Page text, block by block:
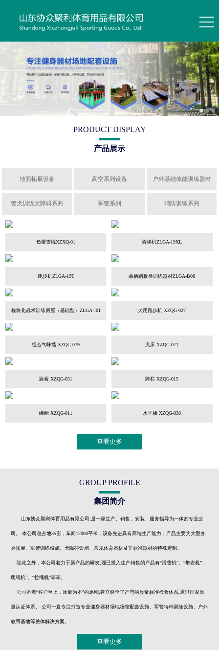
PRODUCT DISPLAY
产品展示
地面拓展设备 高空系列设备 户外基础体能训练器材
警犬训练犬障碍系列 军警系列 消防训练系列
负重雪橇XZXQ-01 阶梯机ZLGA-19XL
跑步机ZLGA-19T 曲柄踏板类训练器材ZLGA-B08
模块化战术训练房屋（基础型）ZLGA-J01 犬用跑步机 XZQG-027
组合气味墙 XZQG-079 犬床 XZQG-071
跺桥 XZQG-031 跨栏 XZQG-015
绕圈 XZQG-011 水平梯 XZQG-038
查看更多
GROUP PROFILE
集团简介
山东协众聚利体育用品有限公司,是一家生产、销售、安装、服务指导为一体的专业公
司。 本公司总占地35亩，车间12000平米，设备先进具有高端生产能力，产品主要为大型各
类拓展、军警训练设施、犬障碍设施、常规体育器材及非标准器材的特殊定制。
除此之外，本公司着力于新产品的研发,现已投入生产销售的产品有“滑雪机”、“攀岩机”、
爬绳机”、“拉绳机”等等。
公司本着“客户至上，质量为本”的原则,建立健全了严苛的质量标准检验体系,通过国家质
量认证体系。 公司一直专注打造专业健身器材场地场馆配套设施、军警特种训练设施、户外
教育基地等整体解决方案。
查看更多